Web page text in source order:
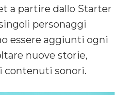
a partire dallo Starter
personaggi
essere aggiunti ogni
nuove storie,
contenuti sonori.